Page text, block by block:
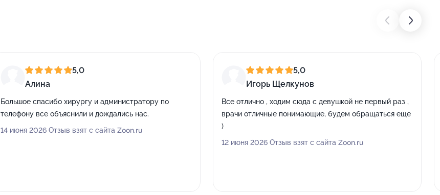
5,0
Алина
Большое спасибо хирургу и администратору по
телефону все объяснили и дождались нас.
14 июня 2026 Отзыв взят с сайта Zoon.ru
5,0
Игорь Щелкунов
Все отлично , ходим сюда с девушкой не первый раз ,
врачи отличные понимающие, будем обращаться еще
)
12 июня 2026 Отзыв взят с сайта Zoon.ru